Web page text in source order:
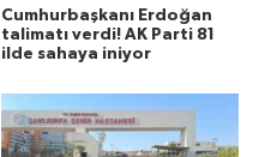
Cumhurbaşkanı Erdoğan
talimatı verdi! AK Parti 81
ilde sahaya iniyor